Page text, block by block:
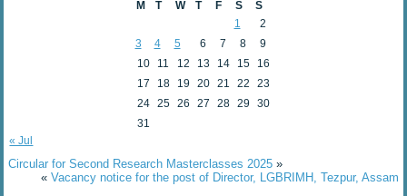
M
T W T F S
S
1
2
3
4 5 6 7 8
9
10
11 12 13 14 15
16
17
18 19 20 21 22
23
24 25 26 27 28 29
30
31
« Jul
Circular for Second Research Masterclasses 2025 »
« Vacancy notice for the post of Director, LGBRIMH, Tezpur, Assam